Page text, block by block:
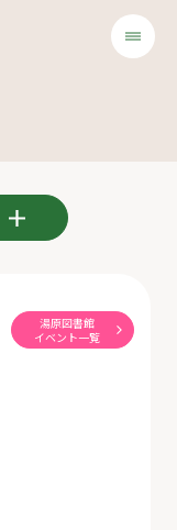
湯原図書館
イベント一覧